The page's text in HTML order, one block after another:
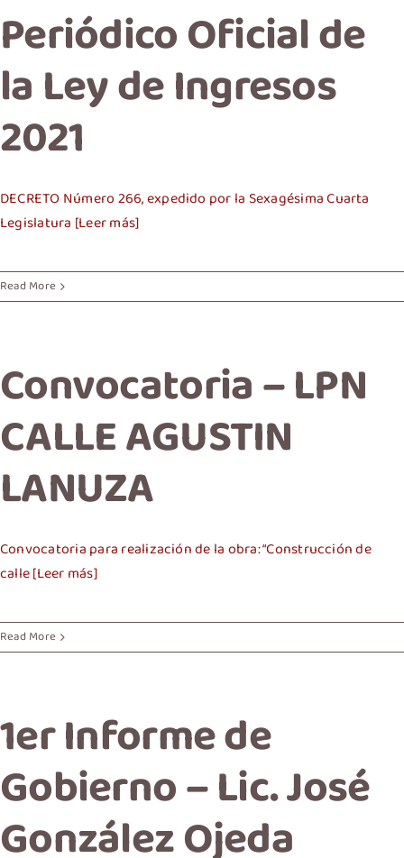
Periódico Oficial de
la Ley de Ingresos
2021
DECRETO Número 266, expedido por la Sexagésima Cuarta
Legislatura [Leer más]
Read More
Convocatoria – LPN
CALLE AGUSTIN
LANUZA
Convocatoria para realización de la obra: “Construcción de
calle [Leer más]
Read More
1er Informe de
Gobierno – Lic. José
González Ojeda